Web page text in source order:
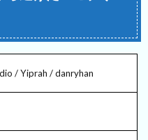
/ Yiprah / danryhan